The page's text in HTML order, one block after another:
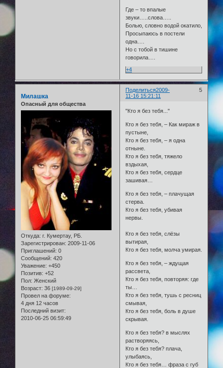
Где – то впалые
звуки…..слова…..
Болью, словно водой окатило,
Просыпаюсь в постели
одна….
Но с тобой в тишине
говорила….
+4
Поделиться 5
2009-
11-16 15:21:11
Милашка
Опасный для общества
Откуда: г. Кумертау, РБ.
Зарегистрирован: 2009-11-06
Приглашений: 0
Сообщений: 420
Уважение: +450
Позитив: +52
Пол: Женский
Возраст: 36 [1989-09-29]
Провел на форуме:
4 дня 12 часов
Последний визит:
2010-06-25 06:59:49
"Кто я без тебя..."
Кто я без тебя, – Как мираж в
пустыне,
Кто я без тебя, – я одна
отныне.
Кто я без тебя, тяжело
вздыхая,
Кто я без тебя, сердце
зашивая…
Кто я без тебя, – плачущая
стерва.
Кто я без тебя, убивая
нервы.
Кто я без тебя, слёзы
вытирая,
Кто я без тебя, молча умирая.
Кто я без тебя, – ждущая
рассвета,
Кто я без тебя, повторяя: где
ты…
Кто я без тебя, тушь с ресниц
смывая,
Кто я без тебя, боль в душе
скрывая.
Кто я без тебя? в мыслях
растворяясь,
Кто я без тебя? плача,
улыбаясь,
Кто я без тебя… фраза с губ